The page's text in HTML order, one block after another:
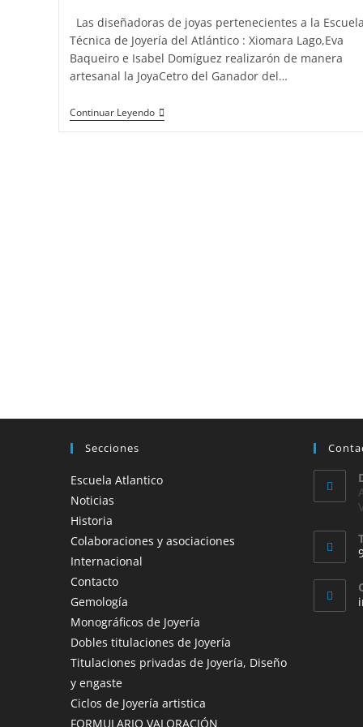
del
Atlántico
juntos
por
proyecto
Las diseñadoras de joyas pertenecientes a la Escuela
Técnica de Joyería del Atlántico : Xiomara Lago,Eva
Baqueiro e Isabel Domíguez realizarón de manera
artesanal la JoyaCetro del Ganador del…
Continuar Leyendo
El
Secciones
Escuela Atlantico
Noticias
Historia
Colaboraciones y asociaciones
Internacional
Contacto
Gemología
Monográficos de Joyería
Dobles titulaciones de Joyería
Titulaciones privadas de Joyería, Diseño
y engaste
Ciclos de Joyería artistica
FORMULARIO VALORACIÓN